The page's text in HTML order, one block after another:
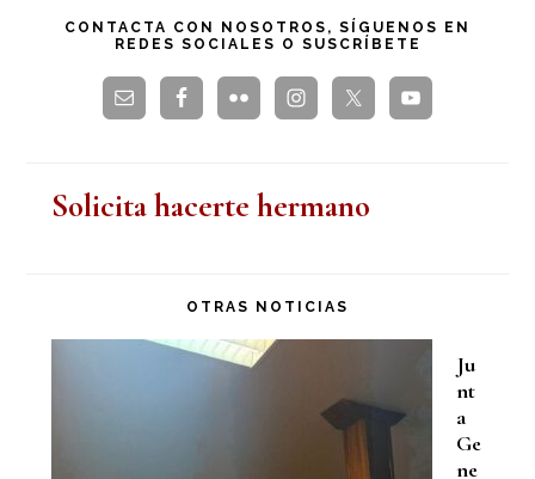
esta
CONTACTA CON NOSOTROS, SÍGUENOS EN
REDES SOCIALES O SUSCRÍBETE
Solicita hacerte hermano
OTRAS NOTICIAS
Ju
nt
a
Ge
ne